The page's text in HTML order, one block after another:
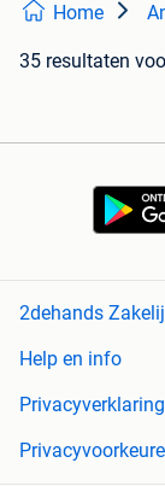
Home
35 resultaten
2dehands
Help en info
Privacyverklaring